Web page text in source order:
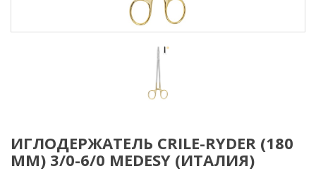
ИГЛОДЕРЖАТЕЛЬ CRILE-RYDER (180
MM) 3/0-6/0 MEDESY (ИТАЛИЯ)